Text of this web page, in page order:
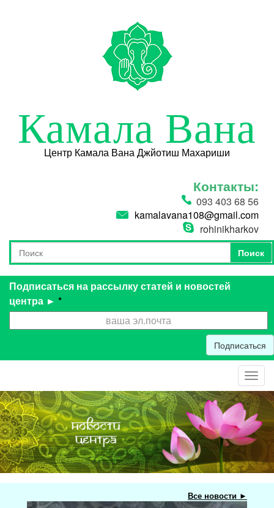
Камала Вана
Центр Камала Вана Джйотиш Махариши
Контакты:
093 403 68 56
kamalavana108@gmail.com
rohinikharkov
Форма поиска
Поиск
Поиск
Подписаться на рассылку статей и новостей
центра ► *
Подписаться
Все новости ►